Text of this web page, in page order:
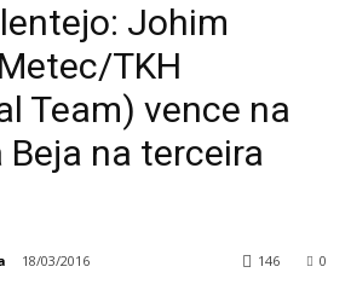
Johim
TKH
Team) vence na
na terceira
18/03/2016 0
146